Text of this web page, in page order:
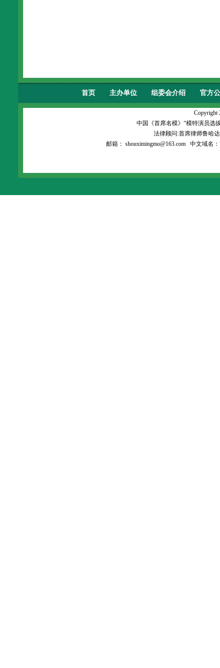
首页 主办单位 组委会介绍 官方
Copyright
中国《首席名模》“模特演员选
法律顾问:首席律师鲁哈
邮箱： shouximingmo@163.com 中文域名：